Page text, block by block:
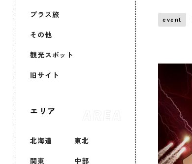
プラス旅
その他
観光スポット
旧サイト
エリア
北海道 東北
関東 中部
event